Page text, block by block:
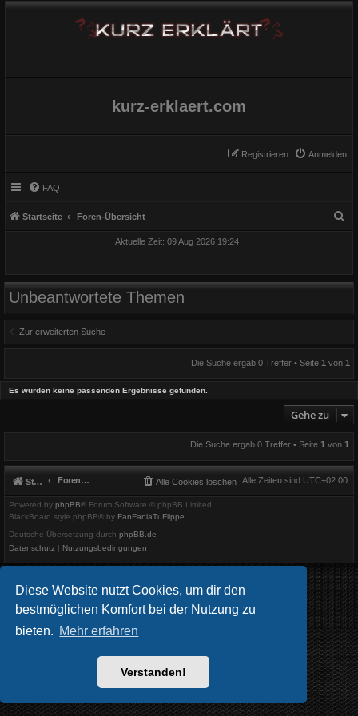
Diese Website nutzt Cookies, um dir den
bestmöglichen Komfort bei der Nutzung zu
bieten. Mehr erfahren
Verstanden!
kurz-erklaert.com
Anmelden
Registrieren
FAQ
Startseite Foren-Übersicht
Aktuelle Zeit: 09 Aug 2026 19:24
Unbeantwortete Themen
Zur erweiterten Suche
Die Suche ergab 0 Treffer • Seite 1von 1
Es wurden keine passenden Ergebnisse gefunden.
Gehe zu
Die Suche ergab 0 Treffer • Seite 1 von 1
Startseite Foren-Übersicht Alle Zeiten sind UTC+02:00
Alle Cookies löschen
Powered by phpBB® Forum Software © phpBB Limited
BlackBoard style phpBB® by FanFanlaTuFlippe
Deutsche Übersetzung durch phpBB.de
Datenschutz | Nutzungsbedingungen